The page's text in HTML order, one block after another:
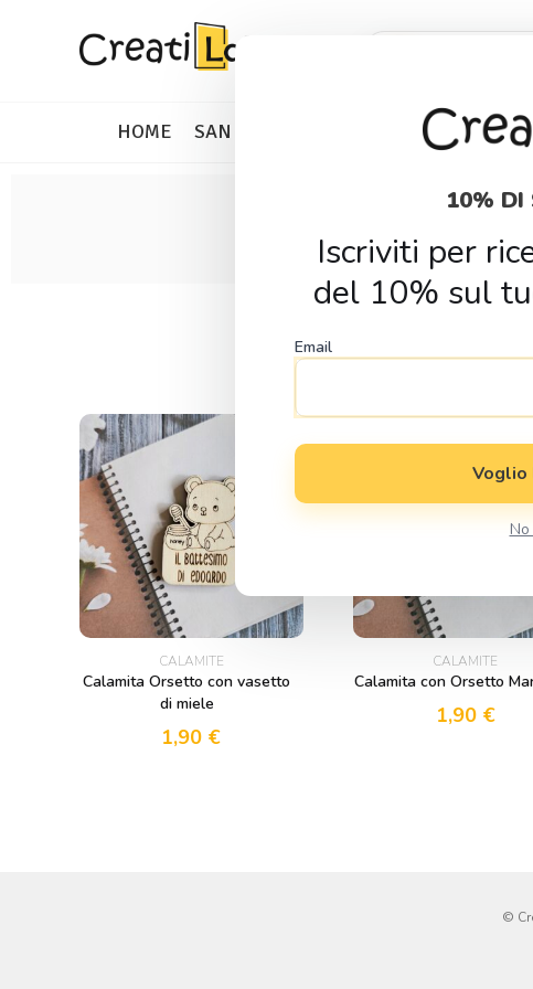
Skip
to
Skip
to
Products
HOME SAN VALENTINO IDEE REGALO
CALAMITE
Calamita Orsetto con vasetto
di miele
1,90 €
CALAMITE
Calamita con Orsetto
1,90 €
©
10% DI
Iscriviti per
del 10% sul
Email
Voglio
No